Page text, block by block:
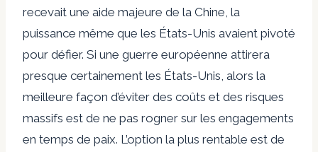
recevait une aide majeure de la Chine, la
puissance même que les États-Unis avaient pivoté
pour défier. Si une guerre européenne attirera
presque certainement les États-Unis, alors la
meilleure façon d’éviter des coûts et des risques
massifs est de ne pas rogner sur les engagements
en temps de paix. L’option la plus rentable est de